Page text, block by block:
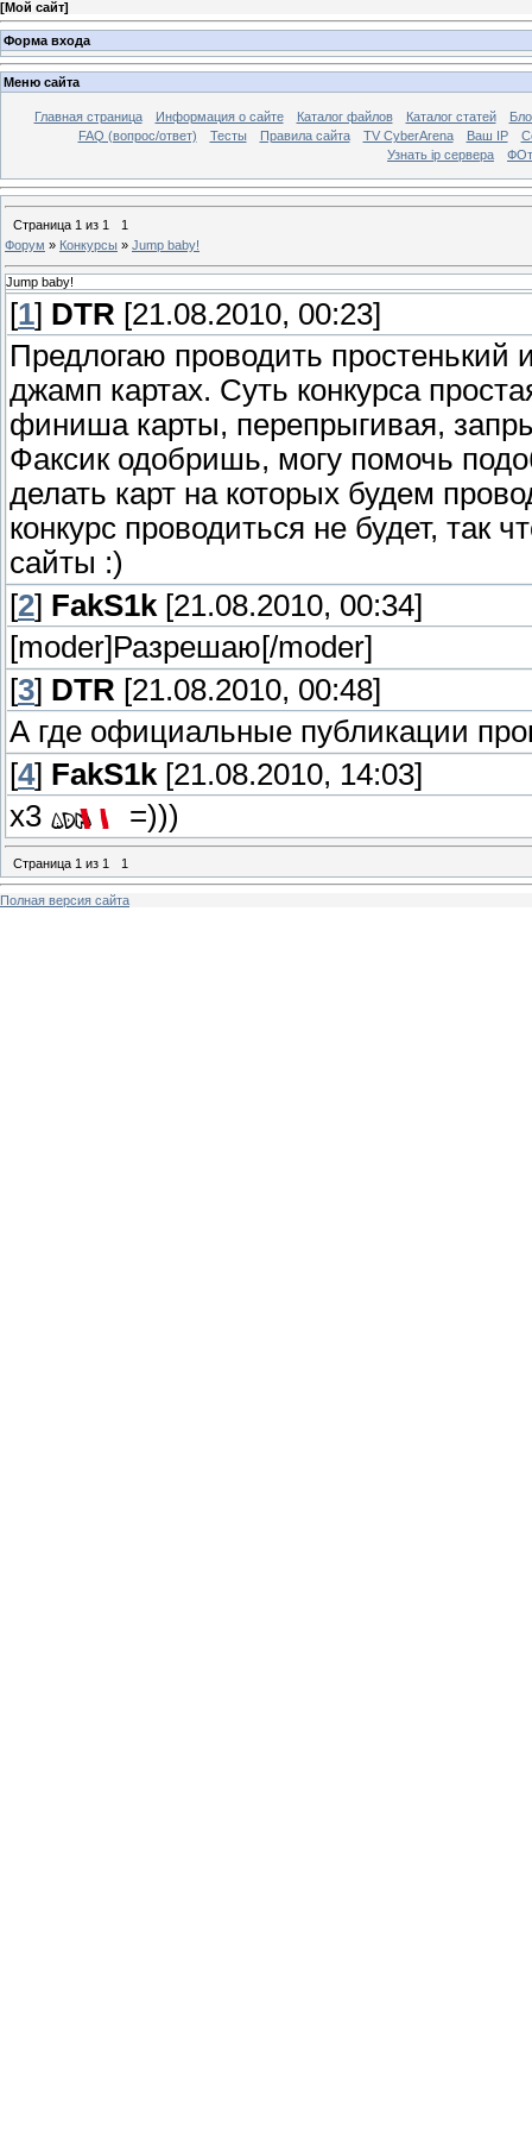
[Мой сайт]
Форма входа
Меню сайта
Главная страница Информация о сайте Каталог файлов Каталог статей
FAQ (вопрос/ответ)
Тесты Правила сайта TV CyberArena Ваш IP
Узнать ip сервера
Страница 1 из 1
1
Форум » Конкурсы » Jump baby!
Jump baby!
[1] DTR [21.08.2010, 00:23]
Предлогаю проводить простенький
джамп картах. Суть конкурса
финиша карты, перепрыгивая,
Факсик одобришь, могу помочь
делать карт на которых будем
конкурс проводиться не будет, так
сайты :)
[2] FakS1k [21.08.2010, 00:34]
[moder]Разрешаю[/moder]
[3] DTR [21.08.2010, 00:48]
А где официальные публикации
[4] FakS1k [21.08.2010, 14:03]
х3
=)))
Страница 1 из 1 1
Полная версия сайта